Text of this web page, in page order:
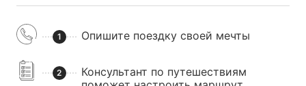
1 Опишите поездку своей мечты
2
Консультант по путешествиям